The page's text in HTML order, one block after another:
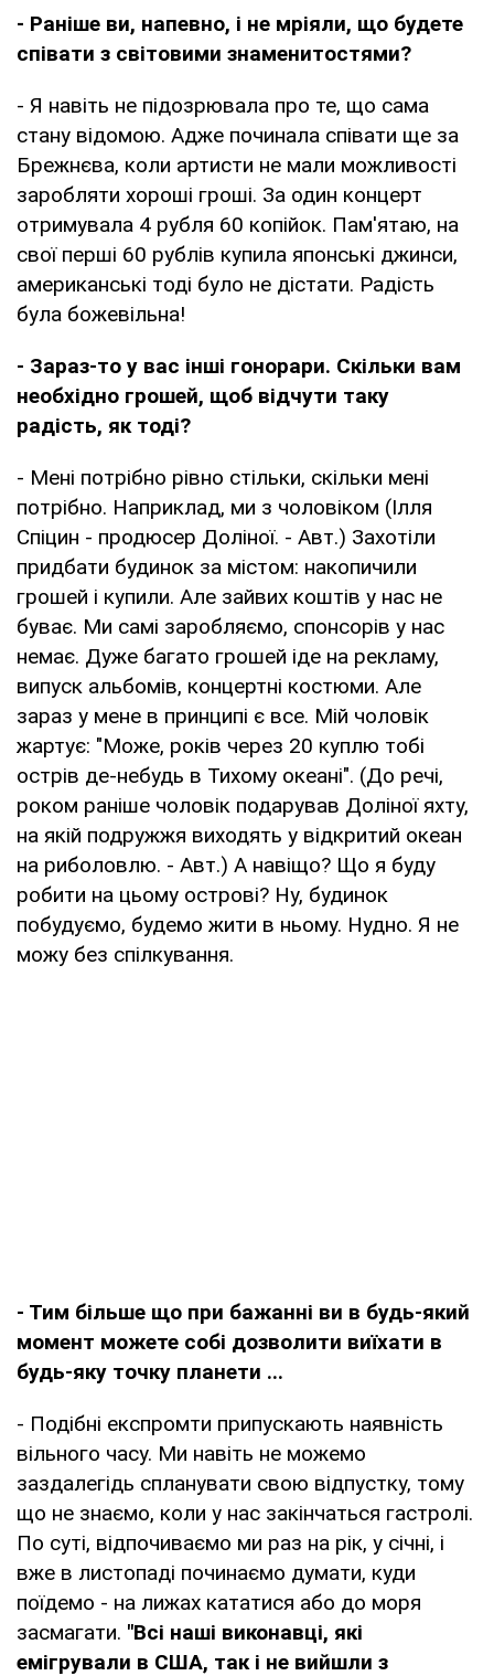
- Раніше ви, напевно, і не мріяли, що будете
співати з світовими знаменитостями?
- Я навіть не підозрювала про те, що сама
стану відомою. Адже починала співати ще за
Брежнєва, коли артисти не мали можливості
заробляти хороші гроші. За один концерт
отримувала 4 рубля 60 копійок. Пам'ятаю, на
свої перші 60 рублів купила японські джинси,
американські тоді було не дістати. Радість
була божевільна!
- Зараз-то у вас інші гонорари. Скільки вам
необхідно грошей, щоб відчути таку
радість, як тоді?
- Мені потрібно рівно стільки, скільки мені
потрібно. Наприклад, ми з чоловіком (Ілля
Спіцин - продюсер Доліної. - Авт.) Захотіли
придбати будинок за містом: накопичили
грошей і купили. Але зайвих коштів у нас не
буває. Ми самі заробляємо, спонсорів у нас
немає. Дуже багато грошей іде на рекламу,
випуск альбомів, концертні костюми. Але
зараз у мене в принципі є все. Мій чоловік
жартує: "Може, років через 20 куплю тобі
острів де-небудь в Тихому океані". (До речі,
роком раніше чоловік подарував Доліної яхту,
на якій подружжя виходять у відкритий океан
на риболовлю. - Авт.) А навіщо? Що я буду
робити на цьому острові? Ну, будинок
побудуємо, будемо жити в ньому. Нудно. Я не
можу без спілкування.
- Тим більше що при бажанні ви в будь-який
момент можете собі дозволити виїхати в
будь-яку точку планети ...
- Подібні експромти припускають наявність
вільного часу. Ми навіть не можемо
заздалегідь спланувати свою відпустку, тому
що не знаємо, коли у нас закінчаться гастролі.
По суті, відпочиваємо ми раз на рік, у січні, і
вже в листопаді починаємо думати, куди
поїдемо - на лижах кататися або до моря
засмагати. "Всі наші виконавці, які
емігрували в США, так і не вийшли з